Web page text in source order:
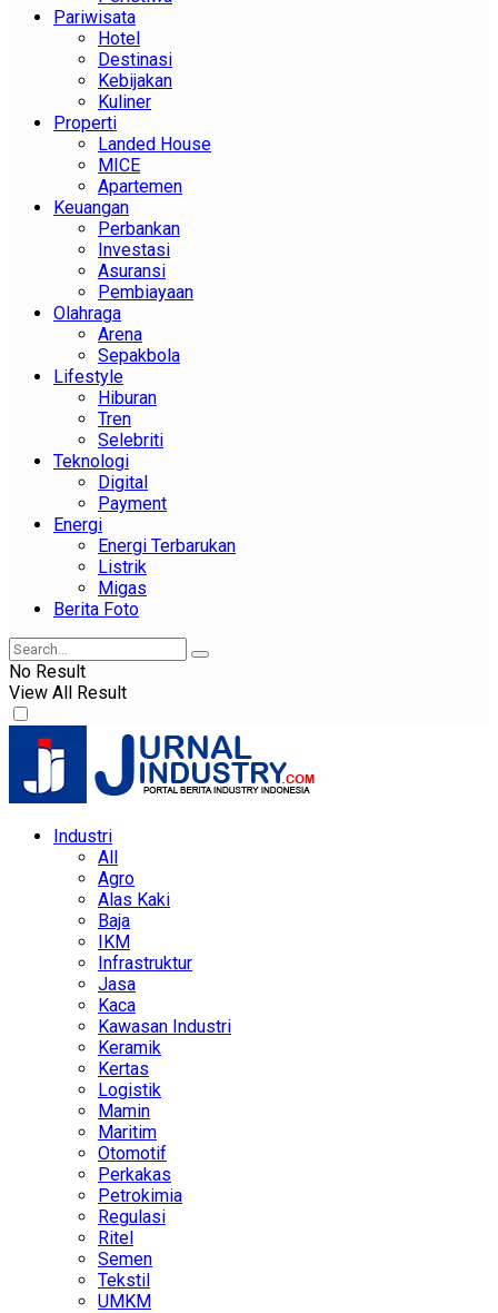
Pariwisata
Hotel
Destinasi
Kebijakan
Kuliner
Properti
Landed House
MICE
Apartemen
Keuangan
Perbankan
Investasi
Asuransi
Pembiayaan
Olahraga
Arena
Sepakbola
Lifestyle
Hiburan
Tren
Selebriti
Teknologi
Digital
Payment
Energi
Energi Terbarukan
Listrik
Migas
Berita Foto
No Result
View All Result
Industri
All
Agro
Alas Kaki
Baja
IKM
Infrastruktur
Jasa
Kaca
Kawasan Industri
Keramik
Kertas
Logistik
Mamin
Maritim
Otomotif
Perkakas
Petrokimia
Regulasi
Ritel
Semen
Tekstil
UMKM